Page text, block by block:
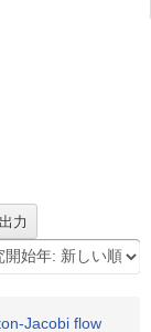
Jacobi flow